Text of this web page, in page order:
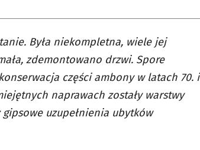
Była niekompletna, wiele jej
zdemontowano drzwi. Spore
części ambony w latach 70. i
naprawach zostały warstwy
uzupełnienia ubytków